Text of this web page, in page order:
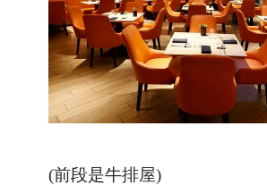
(前段是牛排屋)